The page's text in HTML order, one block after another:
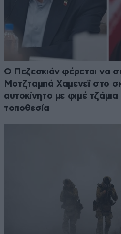
Ο Πεζεσκιάν φέρεται να
Μοτζταμπά Χαμενεΐ στο
αυτοκίνητο με φιμέ
τοποθεσία